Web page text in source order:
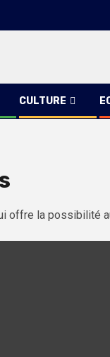
CULTURE
offre la possibilité